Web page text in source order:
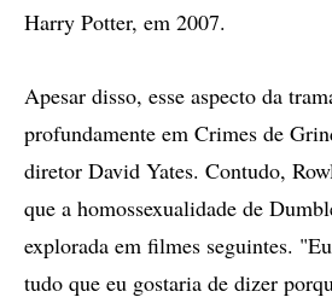
Harry Potter, em 2007.
Apesar disso, esse aspecto da
profundamente em Crimes de
diretor David Yates. Contudo,
que a homossexualidade de
explorada em filmes seguintes.
tudo que eu gostaria de dizer